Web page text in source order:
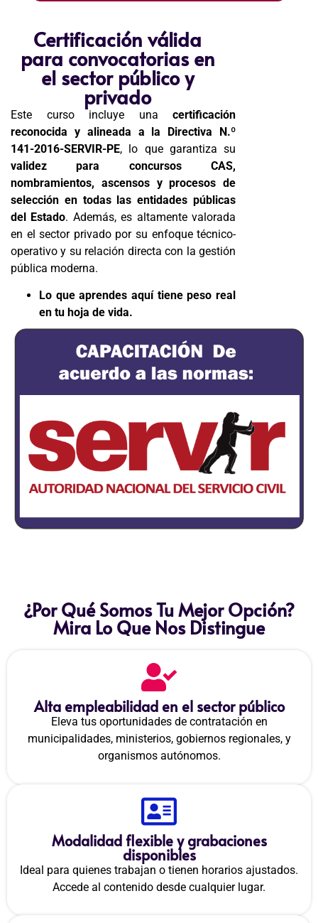
Certificación válida
para convocatorias en
el sector público y
privado
Este curso incluye unacertificación
reconocida y alineada a la Directiva N.º
141-2016-SERVIR-PE, lo que garantiza su
validez para concursos CAS,
nombramientos, ascensos y procesos de
selección en todas las entidades públicas
del Estado. Además, es altamente valorada
en el sector privado por su enfoque técnico-
operativo y su relación directa con la gestión
pública moderna.
Lo que aprendes aquí tiene peso real
en tu hoja de vida.
¿Por Qué Somos Tu Mejor Opción?
Mira Lo Que Nos Distingue
Alta empleabilidad en el sector público
Eleva tus oportunidades de contratación en
municipalidades, ministerios, gobiernos regionales, y
organismos autónomos.
Modalidad flexible y grabaciones
disponibles
Ideal para quienes trabajan o tienen horarios ajustados.
Accede al contenido desde cualquier lugar.